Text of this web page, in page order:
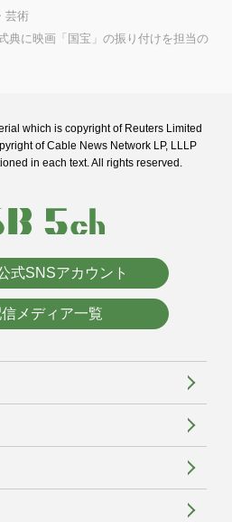
芸術
典に映画「国宝」の振り付けを担当の
which is copyright of Reuters Limited
of Cable News Network LP, LLLP
in each text. All rights reserved.
式SNSアカウント
メディア一覧